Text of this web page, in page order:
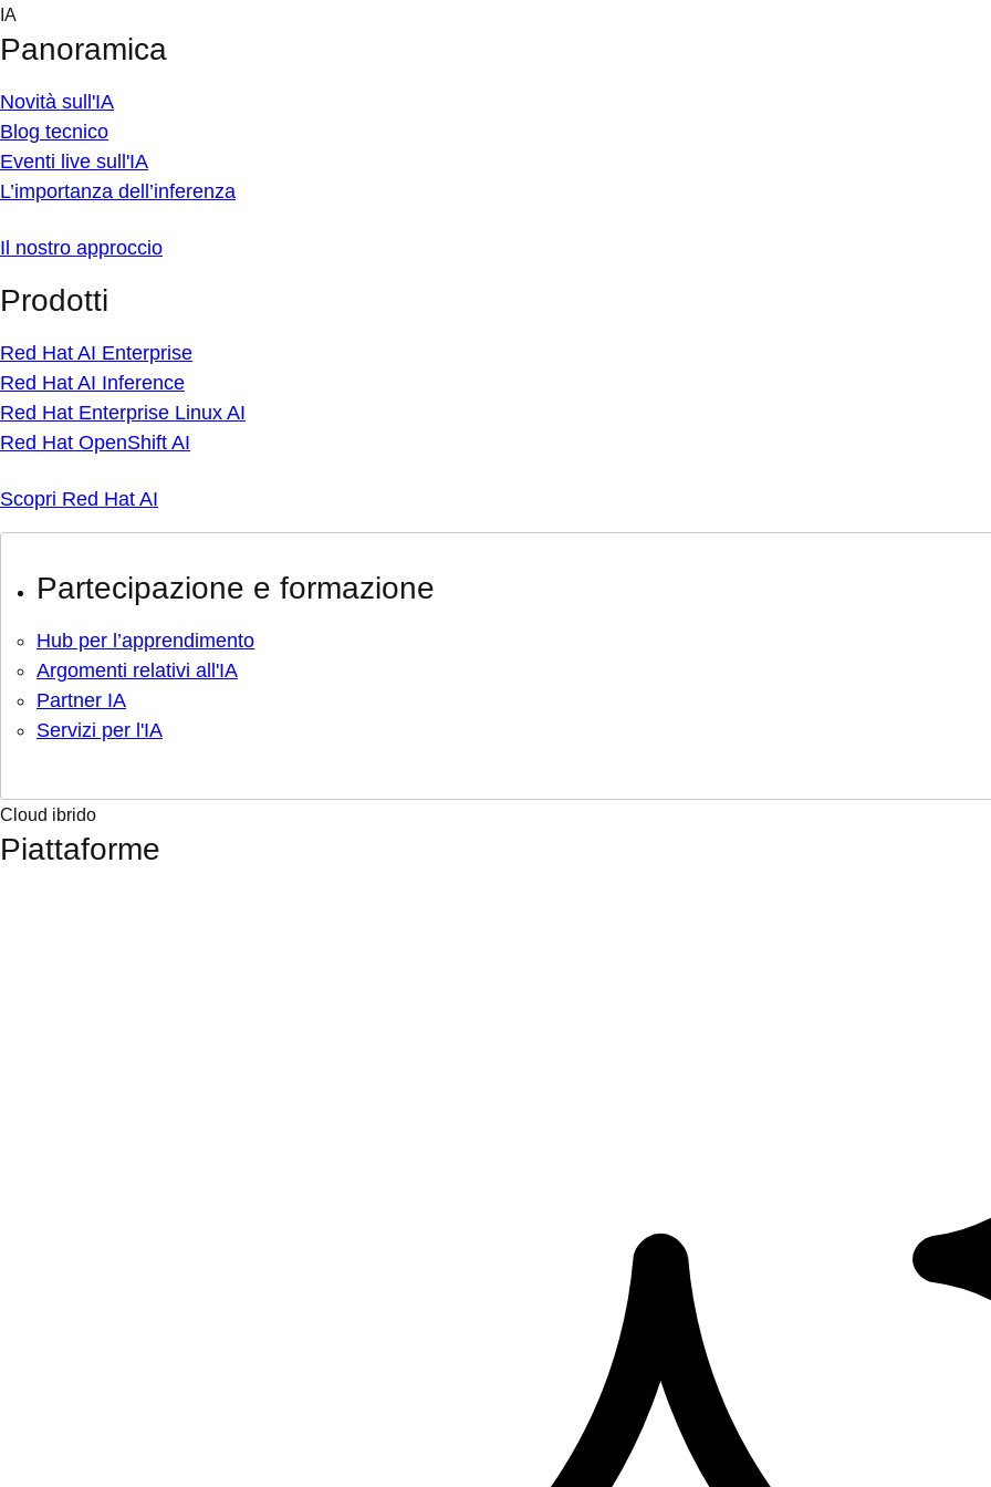
Skip
content
IA
Panoramica
Novità sull'IA
Blog tecnico
Eventi live sull'IA
L’importanza dell’inferenza
Il nostro approccio
Prodotti
Red Hat AI Enterprise
Red Hat AI Inference
Red Hat Enterprise Linux AI
Red Hat OpenShift AI
Scopri Red Hat AI
Partecipazione e formazione
Hub per l’apprendimento
Argomenti relativi all'IA
Partner IA
Servizi per l'IA
Cloud ibrido
Piattaforme